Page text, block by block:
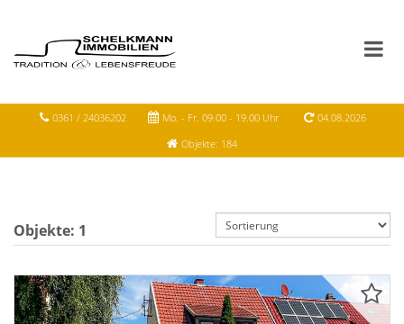
0361 / 24036202 Mo. - Fr. 09.00 - 19.00 Uhr
04.08.2026
Objekte: 184
Objekte: 1